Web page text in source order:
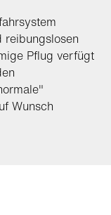
reibungslosen
Pflug verfügt
Wunsch